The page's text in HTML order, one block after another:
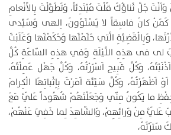
جَلَّ ثَناؤُكَ قُلْتَ مُبْتَدِئاً، وَتَطَوَّلْتَ بِالاًنْعامِ
كَمَنْ كانَ فاسِقاً لا يَسْتَوُونَ، اِلهى وَسَيِّدى
وَبِالْقَضِيَّةِ الَّتي حَتَمْتَها وَحَكَمْتَها وَغَلَبْتَ
لى فى هذِهِ اللَّيْلَةِ وَفي هذِهِ السّاعَةِ كُلَّ
وَكُلَّ قَبِيح اَسْرَرْتُهُ، وَكُلَّ جَهْل عَمِلْتُهُ،
اَظْهَرْتُهُ، وَكُلَّ سَيِّئَة اَمَرْتَ بِاِثْباتِهَا الْكِرامَ
بِحِفْظِ ما يَكُونُ مِنّي وَجَعَلْتَهُمْ شُهُوداً عَلَيَّ مَعَ
عَلَيَّ مِنْ وَرائِهِمْ، وَالشّاهِدَ لِما خَفِيَ عَنْهُمْ،
سَتَرْتَهُ،